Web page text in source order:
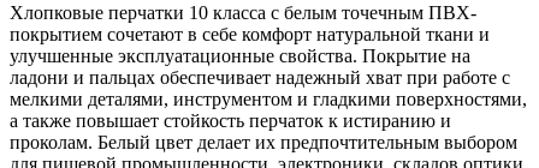
Хлопковые перчатки 10 класса с белым точечным ПВХ-
покрытием сочетают в себе комфорт натуральной ткани и
улучшенные эксплуатационные свойства. Покрытие на
ладони и пальцах обеспечивает надежный хват при работе с
мелкими деталями, инструментом и гладкими поверхностями,
а также повышает стойкость перчаток к истиранию и
проколам. Белый цвет делает их предпочтительным выбором
для пищевой промышленности, электроники, складов оптики